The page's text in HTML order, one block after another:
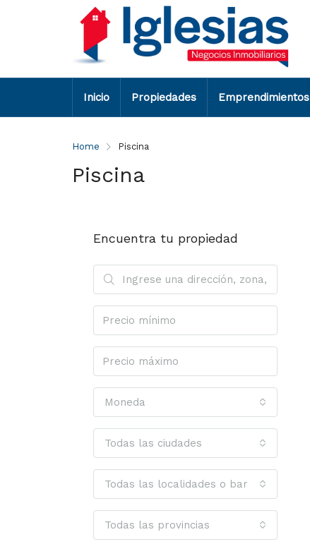
Inicio Propiedades Emprendimientos
Home Piscina
Piscina
Encuentra tu propiedad
Moneda
Todas las ciudades
Todas las localidades o barrios
Todas las provincias